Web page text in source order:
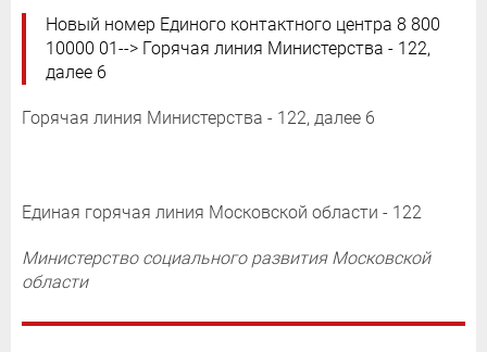
Новый номер Единого контактного центра 8 800
10000 01--> Горячая линия Министерства - 122,
далее 6
Горячая линия Министерства - 122, далее 6
Единая горячая линия Московской области - 122
Министерство социального развития Московской
области